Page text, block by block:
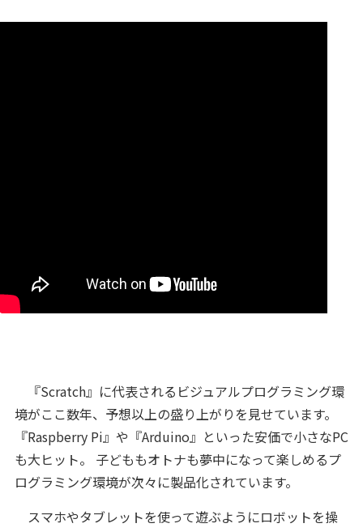
『Scratch』に代表されるビジュアルプログラミング環
境がここ数年、予想以上の盛り上がりを見せています。
『Raspberry Pi』や『Arduino』といった安価で小さなPC
も大ヒット。 子どももオトナも夢中になって楽しめるプ
ログラミング環境が次々に製品化されています。
スマホやタブレットを使って遊ぶようにロボットを操